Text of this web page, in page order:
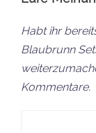
Habt ihr
Blaubrunn
Kommentare.